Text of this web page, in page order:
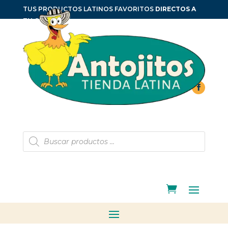
TUS PRODUCTOS LATINOS FAVORITOS DIRECTOS A
TU CASA
Búsqueda
de
productos